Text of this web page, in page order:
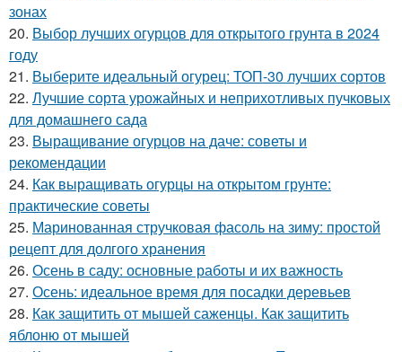
зонах
20. Выбор лучших огурцов для открытого грунта в 2024
году
21. Выберите идеальный огурец: ТОП-30 лучших сортов
22. Лучшие сорта урожайных и неприхотливых пучковых
для домашнего сада
23. Выращивание огурцов на даче: советы и
рекомендации
24. Как выращивать огурцы на открытом грунте:
практические советы
25. Маринованная стручковая фасоль на зиму: простой
рецепт для долгого хранения
26. Осень в саду: основные работы и их важность
27. Осень: идеальное время для посадки деревьев
28. Как защитить от мышей саженцы. Как защитить
яблоню от мышей